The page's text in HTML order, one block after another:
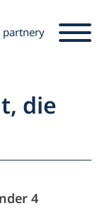
die
4